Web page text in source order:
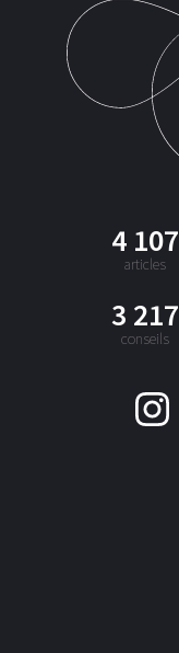
4 107
articles
3 217
conseils